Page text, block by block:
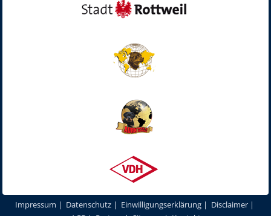
Impressum | Datenschutz | Einwilligungserklärung | Disclaimer |